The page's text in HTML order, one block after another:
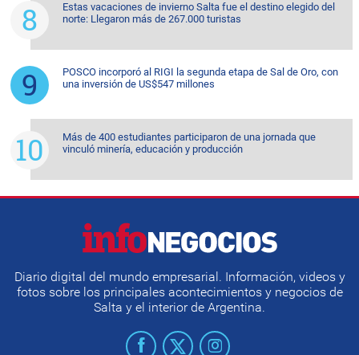
Estas vacaciones de invierno Salta fue el destino elegido del
norte: Llegaron más de 267.000 turistas
POSCO incorporó al RIGI la segunda etapa de Sal de Oro, con
una inversión de US$547 millones
Más de 400 estudiantes participaron de una jornada que
vinculó minería, educación y producción
Diario digital del mundo empresarial. Información, videos y
fotos sobre los principales acontecimientos y negocios de
Salta y el interior de Argentina.